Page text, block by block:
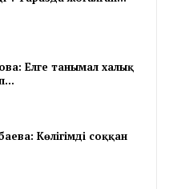
Елге танымал халық
Көлігімді соққан